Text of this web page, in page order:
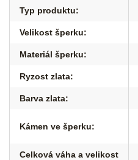
Typ produktu:
Velikost šperku:
Materiál šperku:
Ryzost zlata:
Barva zlata:
Kámen ve šperku:
Celková váha a velikost